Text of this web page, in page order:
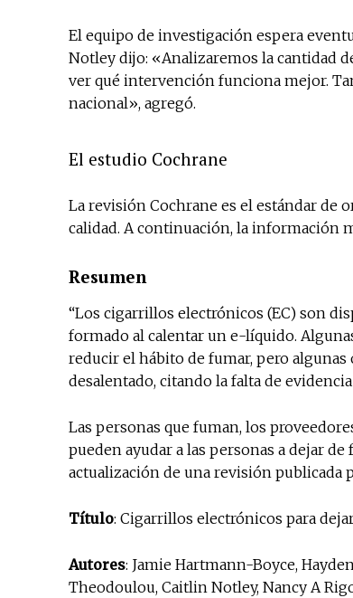
El equipo de investigación espera
Notley dijo: «Analizaremos la cantidad
ver qué intervención funciona mejor.
nacional», agregó.
El estudio Cochrane
La revisión Cochrane es el estándar de
calidad. A continuación, la información
Resumen
“Los cigarrillos electrónicos (EC) son
formado al calentar un e-líquido.
reducir el hábito de fumar, pero
desalentado, citando la falta de
Las personas que fuman, los
pueden ayudar a las personas a dejar
actualización de una revisión publicada
Título: Cigarrillos electrónicos para
Autores: Jamie Hartmann-Boyce,
Theodoulou, Caitlin Notley, Nancy A